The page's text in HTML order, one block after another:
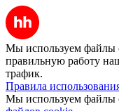
Мы используем файлы
правильную работу
трафик.
Правила
Мы используем файлы